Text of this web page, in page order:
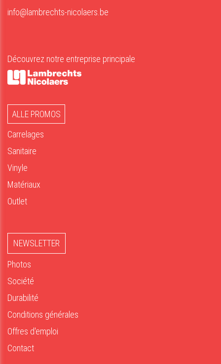
info@lambrechts-nicolaers.be
Découvrez notre entreprise principale
ALLE PROMOS
Carrelages
Sanitaire
Vinyle
Matériaux
Outlet
NEWSLETTER
Photos
Société
Durabilité
Conditions générales
Offres d'emploi
Contact